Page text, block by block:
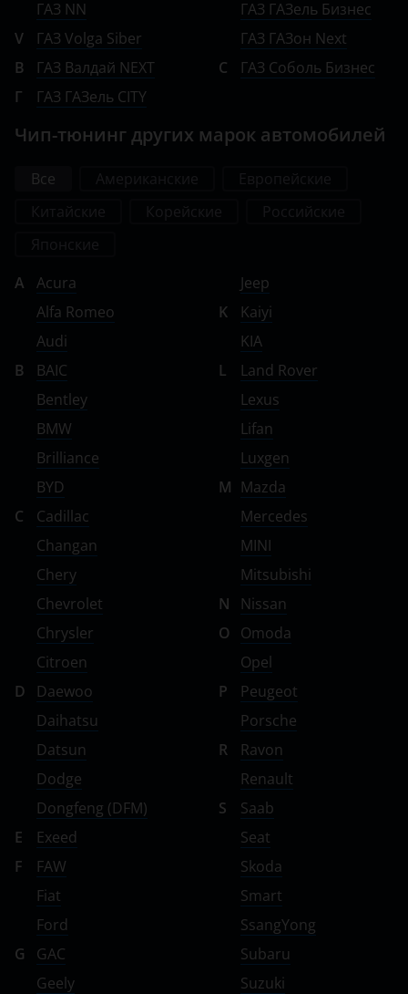
Omoda
Opel
Peugeot
Skoda
Smart
SsangYong
Subaru
Suzuki
Tank
Toyota
Volkswagen
Volvo
Vortex
Zotye
ZX
ГАЗ
ЗАЗ
ТагАЗ
ГАЗ NN
V
ГАЗ Volga Siber
В
ГАЗ Валдай NEXT
Г
ГАЗ ГАЗель CITY
ГАЗ ГАЗель Бизнес
ГАЗ ГАЗон Next
С
ГАЗ Соболь Бизнес
Чип-тюнинг других марок автомобилей
Все
A
Acura
Alfa Romeo
Audi
B
BAIC
Bentley
BMW
Brilliance
BYD
C
Cadillac
Changan
Chery
Chevrolet
Chrysler
Citroen
D
Daewoo
Daihatsu
Datsun
Dodge
Dongfeng (DFM)
E
Exeed
F
FAW
Fiat
Ford
G
GAC
Geely
Jeep
K
Kaiyi
KIA
L
Land Rover
Lexus
Lifan
Luxgen
M Mazda
Mercedes
MINI
Mitsubishi
N
Nissan
O
Omoda
Opel
P
Peugeot
Porsche
R
Ravon
Renault
S
Saab
Seat
Skoda
Smart
SsangYong
Subaru
Suzuki